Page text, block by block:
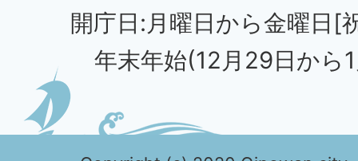
開庁日:月曜日から金曜日[
年末年始(12月29日から